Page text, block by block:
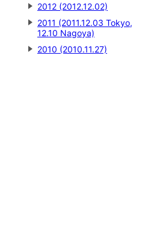
2012 (2012.12.02)
2011 (2011.12.03 Tokyo,
12.10 Nagoya)
2010 (2010.11.27)